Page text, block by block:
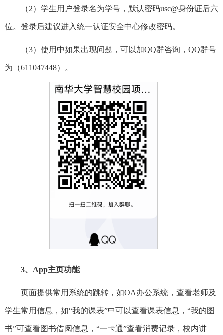
（2）学生用户登录名为学号，默认密码usc@身份证后六
位。登录后建议进入统一认证安全中心修改密码。
（3）使用中如果出现问题，可以加QQ群咨询，QQ群号
为（611047448）。
3、App主页功能
页面提供常用系统的跳转，如OA办公系统，查看老师及
学生常用信息，如“我的课表”中可以查看课表信息，“我的图
书”可查看图书借阅信息，“一卡通”查看消费记录，校内讲